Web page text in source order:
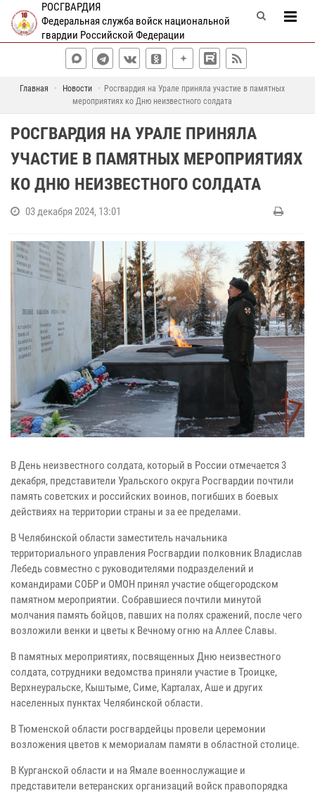
РОСГВАРДИЯ
Федеральная служба войск национальной
гвардии Российской Федерации
Главная Новости
Росгвардия на Урале приняла участие в памятных
мероприятиях ко Дню неизвестного солдата
РОСГВАРДИЯ НА УРАЛЕ ПРИНЯЛА
УЧАСТИЕ В ПАМЯТНЫХ МЕРОПРИЯТИЯХ
КО ДНЮ НЕИЗВЕСТНОГО СОЛДАТА
03 декабря 2024, 13:01
В День неизвестного солдата, который в России отмечается 3
декабря, представители Уральского округа Росгвардии почтили
память советских и российских воинов, погибших в боевых
действиях на территории страны и за ее пределами.
В Челябинской области заместитель начальника
территориального управления Росгвардии полковник Владислав
Лебедь совместно с руководителями подразделений и
командирами СОБР и ОМОН принял участие общегородском
памятном мероприятии. Собравшиеся почтили минутой
молчания память бойцов, павших на полях сражений, после чего
возложили венки и цветы к Вечному огню на Аллее Славы.
В памятных мероприятиях, посвященных Дню неизвестного
солдата, сотрудники ведомства приняли участие в Троицке,
Верхнеуральске, Кыштыме, Симе, Карталах, Аше и других
населенных пунктах Челябинской области.
В Тюменской области росгвардейцы провели церемонии
возложения цветов к мемориалам памяти в областной столице.
В Курганской области и на Ямале военнослужащие и
представители ветеранских организаций войск правопорядка